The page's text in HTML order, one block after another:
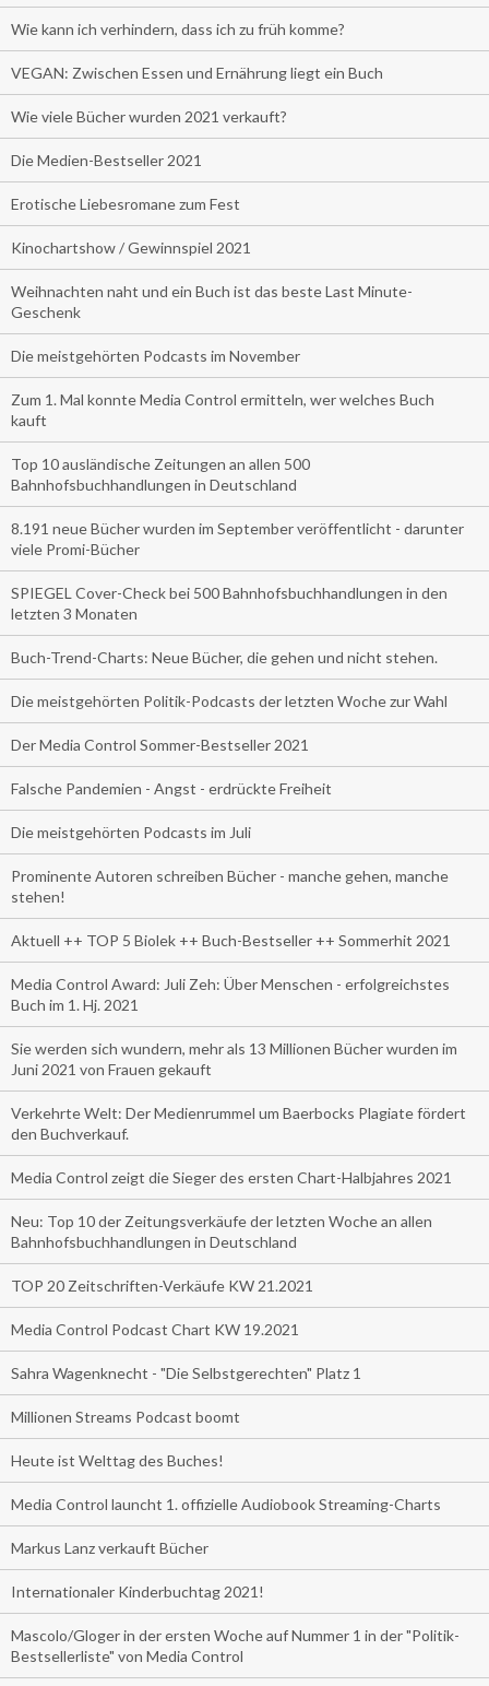
Wie kann ich verhindern, dass ich zu früh komme?
VEGAN: Zwischen Essen und Ernährung liegt ein Buch
Wie viele Bücher wurden 2021 verkauft?
Die Medien-Bestseller 2021
Erotische Liebesromane zum Fest
Kinochartshow / Gewinnspiel 2021
Weihnachten naht und ein Buch ist das beste Last Minute-
Geschenk
Die meistgehörten Podcasts im November
Zum 1. Mal konnte Media Control ermitteln, wer welches Buch
kauft
Top 10 ausländische Zeitungen an allen 500
Bahnhofsbuchhandlungen in Deutschland
8.191 neue Bücher wurden im September veröffentlicht - darunter
viele Promi-Bücher
SPIEGEL Cover-Check bei 500 Bahnhofsbuchhandlungen in den
letzten 3 Monaten
Buch-Trend-Charts: Neue Bücher, die gehen und nicht stehen.
Die meistgehörten Politik-Podcasts der letzten Woche zur Wahl
Der Media Control Sommer-Bestseller 2021
Falsche Pandemien - Angst - erdrückte Freiheit
Die meistgehörten Podcasts im Juli
Prominente Autoren schreiben Bücher - manche gehen, manche
stehen!
Aktuell ++ TOP 5 Biolek ++ Buch-Bestseller ++ Sommerhit 2021
Media Control Award: Juli Zeh: Über Menschen - erfolgreichstes
Buch im 1. Hj. 2021
Sie werden sich wundern, mehr als 13 Millionen Bücher wurden im
Juni 2021 von Frauen gekauft
Verkehrte Welt: Der Medienrummel um Baerbocks Plagiate fördert
den Buchverkauf.
Media Control zeigt die Sieger des ersten Chart-Halbjahres 2021
Neu: Top 10 der Zeitungsverkäufe der letzten Woche an allen
Bahnhofsbuchhandlungen in Deutschland
TOP 20 Zeitschriften-Verkäufe KW 21.2021
Media Control Podcast Chart KW 19.2021
Sahra Wagenknecht - "Die Selbstgerechten" Platz 1
Millionen Streams Podcast boomt
Heute ist Welttag des Buches!
Media Control launcht 1. offizielle Audiobook Streaming-Charts
Markus Lanz verkauft Bücher
Internationaler Kinderbuchtag 2021!
Mascolo/Gloger in der ersten Woche auf Nummer 1 in der "Politik-
Bestsellerliste" von Media Control